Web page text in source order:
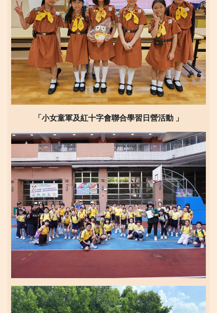
「小女童軍及紅十字會聯合學習日營活動 」